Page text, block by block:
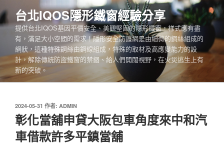
至
主
內
容
台北IQOS隱形鐵窗經驗分享
提供台北IQOS基因平價安全、美觀堅固的隱形鐵窗，樣式應有盡
有，滿足大小空間的需求！隱形安全防護網是由細微的鋼絲組成的
網狀，這種特殊鋼絲由鋼線組成，特殊的取材及高應變能力的設
計，解除傳統防盜鐵窗的禁錮、給人們開闊視野，在火災逃生上有
新的突破。
發
佈
於
2024-05-31 作者: ADMIN
彰化當舖申貸大阪包車角度來中和汽
車借款許多平鎮當舖